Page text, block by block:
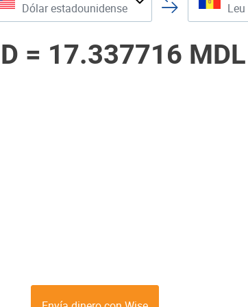
Dólar estadounidense
= 17.337716 MDL